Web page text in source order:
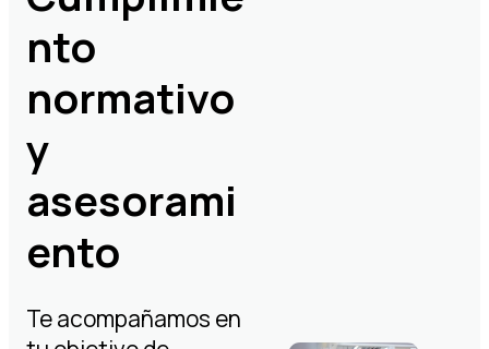
nto
normativo
y
asesorami
ento
Te acompañamos en